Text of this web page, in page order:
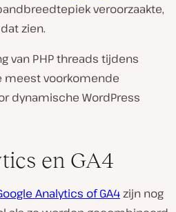
veroorzaakte,
zien.
van PHP threads tijdens
meest voorkomende
dynamische WordPress
en GA4
Analytics of GA4zijn nog